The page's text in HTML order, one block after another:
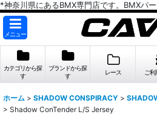
*神奈川県にあるBMX専門店です。BMXパ
メニュー
カテゴリから探
す
ブランドから探
す
レース ご
ホーム > SHADOW CONSPIRACY >
> Shadow ConTender L/S Jersey